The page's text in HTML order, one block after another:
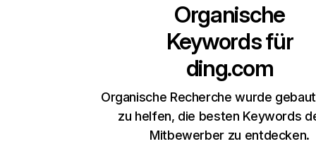
Organische
Keywords für
ding.com
Organische Recherche wurde
zu helfen, die besten Keywords
Mitbewerber zu entdecken.